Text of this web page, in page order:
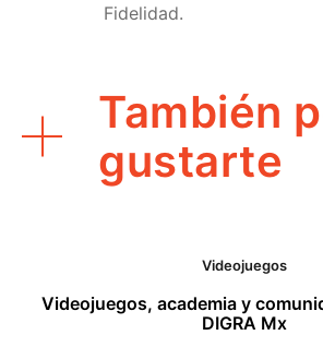
Fidelidad.
También
gustarte
Videojuegos
Videojuegos, academia y
DIGRA Mx